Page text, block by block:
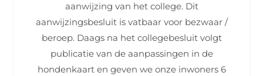
aanwijzing van het college. Dit
aanwijzingsbesluit is vatbaar voor bezwaar /
beroep. Daags na het collegebesluit volgt
publicatie van de aanpassingen in de
hondenkaart en geven we onze inwoners 6